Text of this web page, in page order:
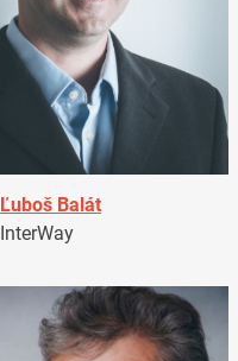
Ľuboš Balát
InterWay